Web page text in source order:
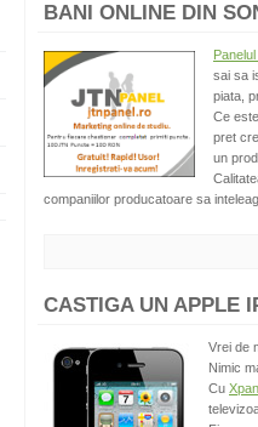
BANI ONLINE DIN
sai sa
piata,
Ce
pret
un
companiilor producatoare sa
CASTIGA UN APPLE
Vrei de
Nimic
Cu